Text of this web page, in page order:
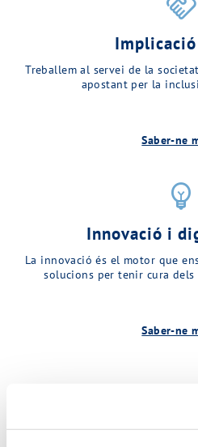
Treballem al servei de la
apostant per la
Saber-ne
emoji_objects
Innovació i
La innovació és el motor que
solucions per tenir cura dels
Saber-ne
Descobreix